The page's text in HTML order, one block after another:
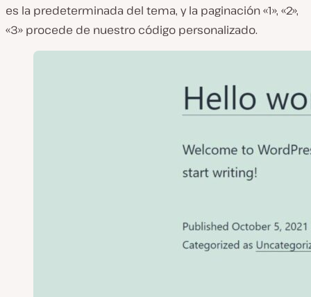
es la predeterminada del tema, y la paginación «1», «2»,
«3» procede de nuestro código personalizado.